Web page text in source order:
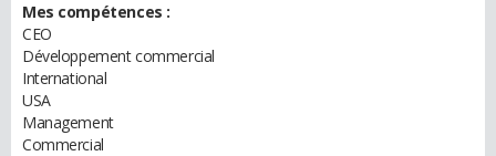
Mes compétences :
CEO
Développement commercial
International
USA
Management
Commercial